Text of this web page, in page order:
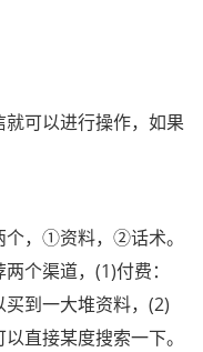
可以进行操作，如果
，①资料，②话术。
个渠道，(1)付费：
到一大堆资料，(2)
直接某度搜索一下。